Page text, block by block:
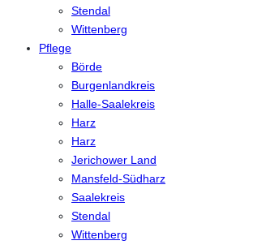
Stendal
Wittenberg
Pflege
Börde
Burgenlandkreis
Halle-Saalekreis
Harz
Harz
Jerichower Land
Mansfeld-Südharz
Saalekreis
Stendal
Wittenberg